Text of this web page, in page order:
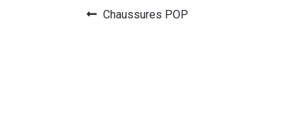
Navigation
Article
Chaussures POP